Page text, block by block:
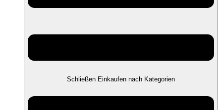
Schließen Einkaufen nach Kategorien